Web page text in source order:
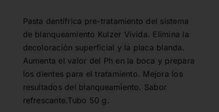
Pasta dentífrica pre-tratamiento del sistema
de blanqueamiento Kulzer Vivida. Elimina la
decoloración superficial y la placa blanda.
Aumenta el valor del Ph en la boca y prepara
los dientes para el tratamiento. Mejora los
resultados del blanqueamiento. Sabor
refrescante.Tubo 50 g.